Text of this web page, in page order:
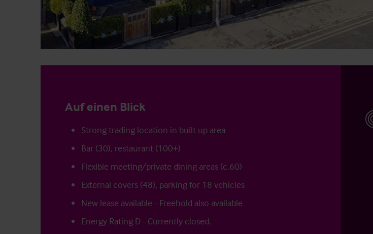
Auf einen Blick
Strong trading location in built up area
Bar (30), restaurant (100+)
Flexible meeting/private dining areas (c.60)
External covers (48), parking for 18 vehicles
New lease available - Freehold also available
Energy Rating D - Currently closed.